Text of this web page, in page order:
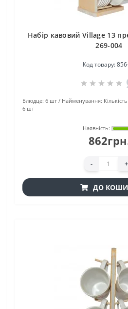
Набір кавовий Village 13
269-004
Код товару:
Блюдце: 6 шт Найменування: Кількість
6 шт
Наявність:
- +
ДО